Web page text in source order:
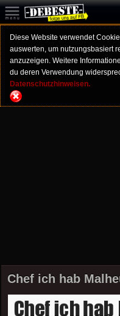
Diese Website verwendet
auswerten, um nutzungsbasiert
anzuzeigen. Weitere
du deren Verwendung
Datenschutzhinweisen.
Chef ich hab